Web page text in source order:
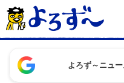
よろず～ニュ